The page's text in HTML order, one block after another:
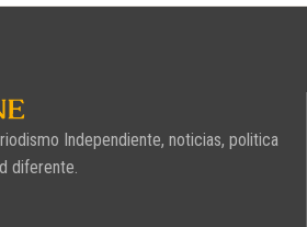
Independiente, noticias, politica
diferente.